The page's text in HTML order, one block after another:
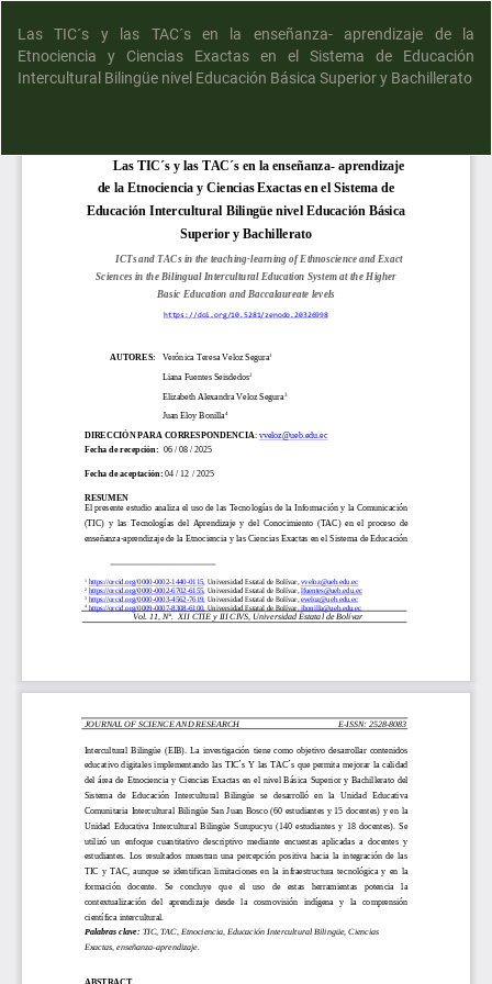
Las TIC´s y las TAC´s en la enseñanza- aprendizaje de la
Etnociencia y Ciencias Exactas en el Sistema de Educación
Intercultural Bilingüe nivel Educación Básica Superior y Bachillerato